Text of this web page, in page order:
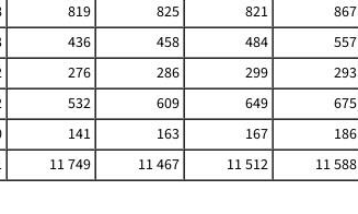
819 825 821 867
436 458 484 557
276 286 299 293
532 609 649 675
141 163 167 186
11 749 11 467 11 512 11 588